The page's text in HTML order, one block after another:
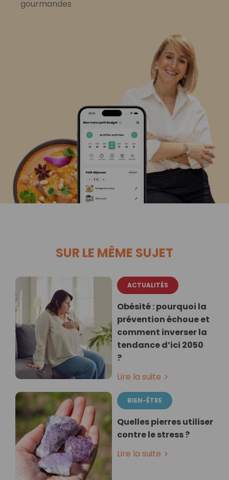
gourmandes
SUR LE MÊME SUJET
ACTUALITÉS
Obésité : pourquoi la
prévention échoue et
comment inverser la
tendance d’ici 2050
?
Lire la suite
BIEN-ÊTRE
Quelles pierres utiliser
contre le stress ?
Lire la suite